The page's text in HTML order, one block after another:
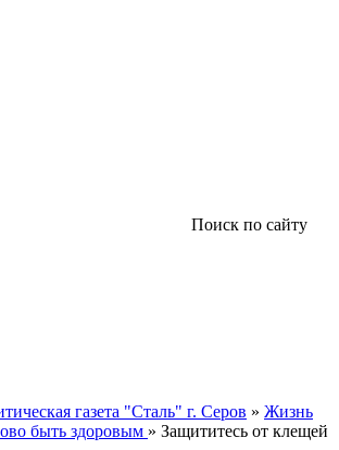
Поиск по сайту
газета "Сталь" г. Серов » Жизнь
быть здоровым » Защититесь от клещей